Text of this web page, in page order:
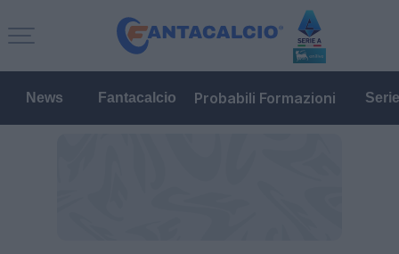
News Fantacalcio Probabili Formazioni